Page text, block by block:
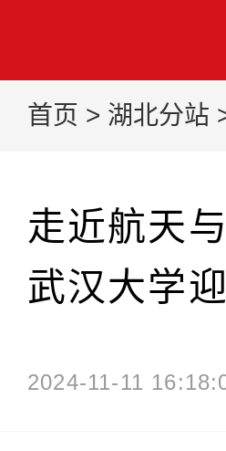
首页 > 湖北分站
走近航天
武汉大学
2024-11-11